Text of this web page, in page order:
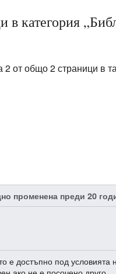
в категория
2 от общо 2 страници в
променена преди 20
е достъпно под условията